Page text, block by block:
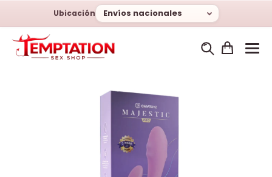
Ubicación Envíos nacionales